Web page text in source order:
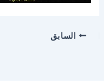
السابق